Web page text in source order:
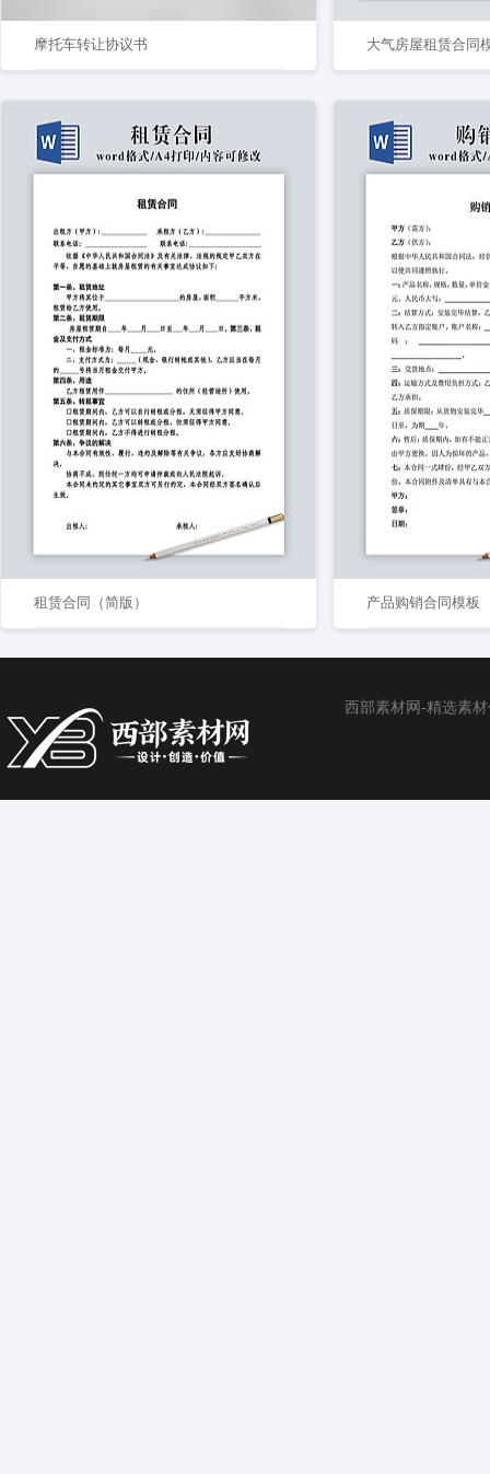
摩托车转让协议书 大气房屋租赁合同
租赁合同（简版） 产品购销合同模板
西部素材网-精选素